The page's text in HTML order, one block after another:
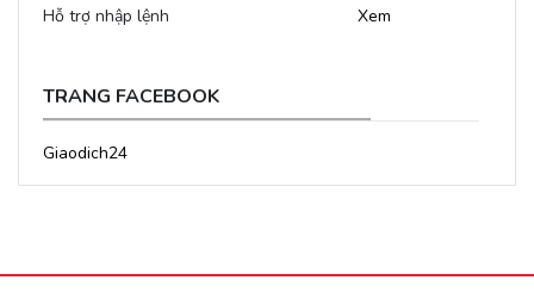
Hỗ trợ nhập lệnh
Xem
TRANG FACEBOOK
Giaodich24